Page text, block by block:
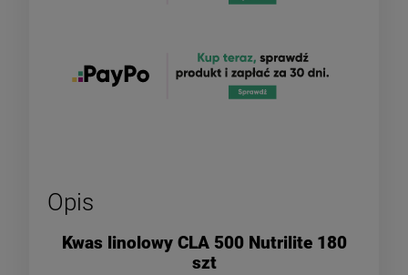
Opis
Kwas linolowy CLA 500 Nutrilite 180
szt